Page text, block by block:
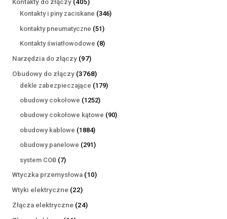
Kontakty do złączy 405
produktów
Kontakty i piny zaciskane 346346
kontakty pneumatyczne 5151
produktów
Kontakty światłowodowe 88
Narzędzia do złączy 9797
produktów
Obudowy do złączy 37683768
produktów
dekle zabezpieczające 179179
obudowy cokołowe 12521252
produkty
obudowy cokołowe kątowe 9090
obudowy kablowe 18841884
produkty
obudowy panelowe 291291
system COB 77
produktów
Wtyczka przemysłowa 1010
Wtyki elektryczne 2222
produkty
Złącza elektryczne 2424